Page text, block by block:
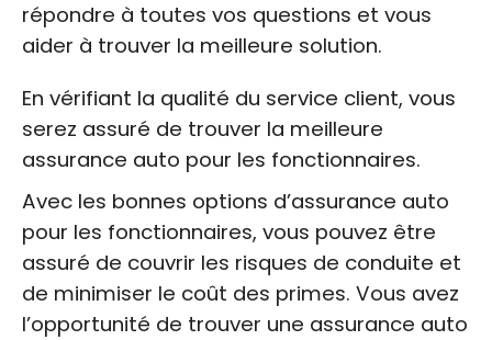
répondre à toutes vos questions et vous
aider à trouver la meilleure solution.
En vérifiant la qualité du service client, vous
serez assuré de trouver la meilleure
assurance auto pour les fonctionnaires.
Avec les bonnes options d’assurance auto
pour les fonctionnaires, vous pouvez être
assuré de couvrir les risques de conduite et
de minimiser le coût des primes. Vous avez
l’opportunité de trouver une assurance auto